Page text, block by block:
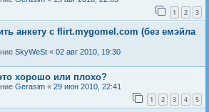
1 2 3
анкету с flirt.mygomel.com (без емэйла
SkyWeSt « 02 авг 2010, 19:30
хорошо или плохо?
Gerasim « 29 июн 2010, 22:41
1 2 3 4 5